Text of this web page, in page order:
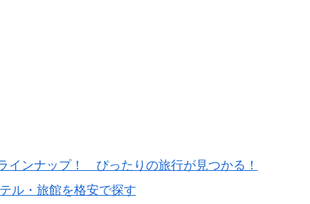
インナップ！ ぴったりの旅行が見つかる！
ル・旅館を格安で探す